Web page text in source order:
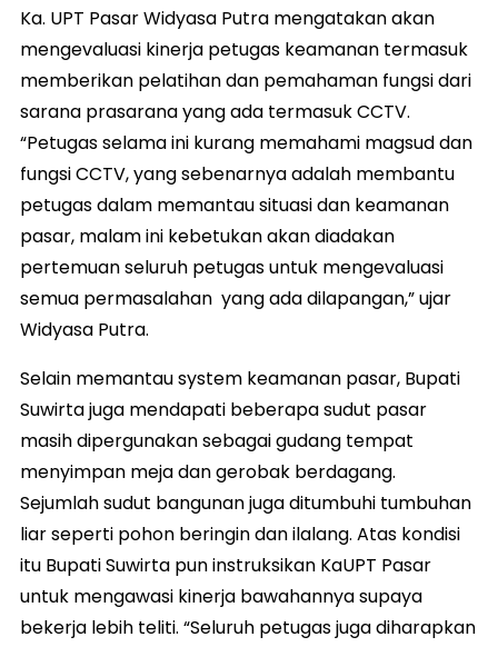
Ka. UPT Pasar Widyasa Putra mengatakan akan
mengevaluasi kinerja petugas keamanan termasuk
memberikan pelatihan dan pemahaman fungsi dari
sarana prasarana yang ada termasuk CCTV.
“Petugas selama ini kurang memahami magsud dan
fungsi CCTV, yang sebenarnya adalah membantu
petugas dalam memantau situasi dan keamanan
pasar, malam ini kebetukan akan diadakan
pertemuan seluruh petugas untuk mengevaluasi
semua permasalahan yang ada dilapangan,” ujar
Widyasa Putra.
Selain memantau system keamanan pasar, Bupati
Suwirta juga mendapati beberapa sudut pasar
masih dipergunakan sebagai gudang tempat
menyimpan meja dan gerobak berdagang.
Sejumlah sudut bangunan juga ditumbuhi tumbuhan
liar seperti pohon beringin dan ilalang. Atas kondisi
itu Bupati Suwirta pun instruksikan KaUPT Pasar
untuk mengawasi kinerja bawahannya supaya
bekerja lebih teliti. “Seluruh petugas juga diharapkan